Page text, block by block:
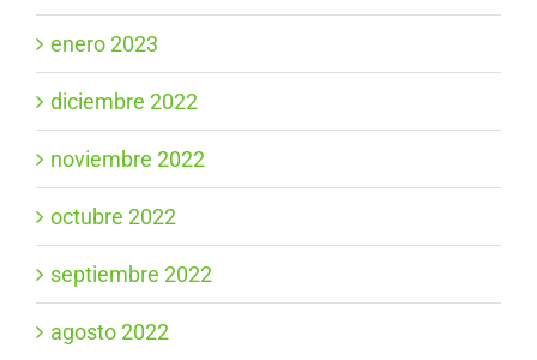
enero 2023
diciembre 2022
noviembre 2022
octubre 2022
septiembre 2022
agosto 2022